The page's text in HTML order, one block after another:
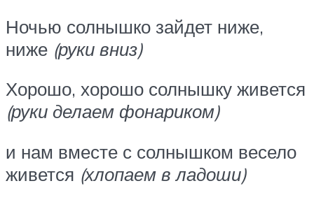
Ночью солнышко зайдет ниже,
ниже (руки вниз)
Хорошо, хорошо солнышку живется
(руки делаем фонариком)
и нам вместе с солнышком весело
живется (хлопаем в ладоши)